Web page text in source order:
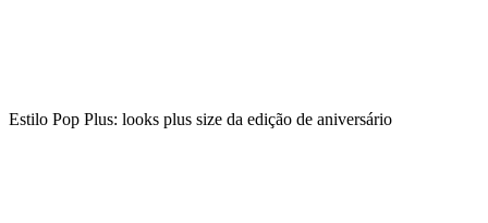
Estilo Pop Plus: looks plus size da edição de aniversário